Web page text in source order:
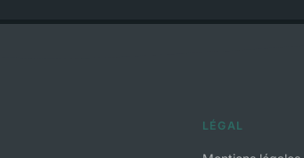
LÉGAL